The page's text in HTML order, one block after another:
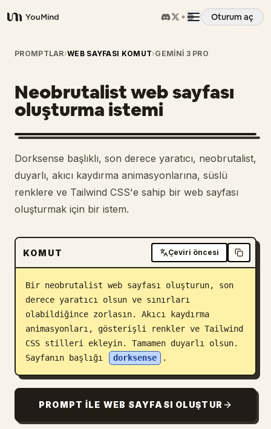
YouMind
Oturum aç
Genel Bakış
Kullanım Senaryoları
Beceriler
İstemler
Fiyatlandırma
İndir
Blog
Güncellemeler
PROMPTLAR›WEB SAYFASI KOMUT›GEMINI 3 PRO
Neobrutalist web sayfası
oluşturma istemi
Dorksense başlıklı, son derece yaratıcı, neobrutalist,
duyarlı, akıcı kaydırma animasyonlarına, süslü
renklere ve Tailwind CSS'e sahip bir web sayfası
oluşturmak için bir istem.
KOMUT Çeviri öncesi
Bir neobrutalist web sayfası oluşturun, son
derece yaratıcı olsun ve sınırları
olabildiğince zorlasın. Akıcı kaydırma
animasyonları, gösterişli renkler ve Tailwind
CSS stilleri ekleyin. Tamamen duyarlı olsun.
Sayfanın başlığı
dorksense .
PROMPT ILE WEB SAYFASI OLUŞTUR